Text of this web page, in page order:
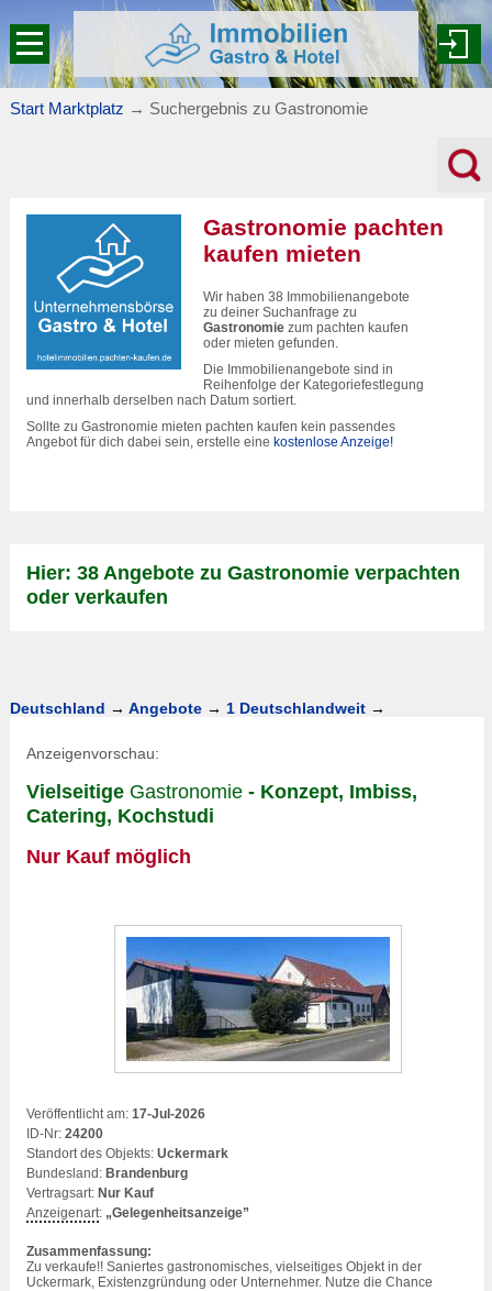
Start Marktplatz → Suchergebnis zu Gastronomie
Gastronomie pachten
kaufen mieten
Wir haben 38 Immobilienangebote
zu deiner Suchanfrage zu
Gastronomiezum pachten kaufen
oder mieten gefunden.
Die Immobilienangebote sind in
Reihenfolge der Kategoriefestlegung
und innerhalb derselben nach Datum sortiert.
Sollte zu Gastronomie mieten pachten kaufen kein passendes
Angebot für dich dabei sein, erstelle eine kostenlose Anzeige!
Hier: 38 Angebote zu Gastronomie verpachten
oder verkaufen
Deutschland → Angebote → 1 Deutschlandweit →
Anzeigenvorschau:
Vielseitige Gastronomie - Konzept, Imbiss,
Catering, Kochstudi
Nur Kauf möglich
Veröffentlicht am: 17-Jul-2026
ID-Nr: 24200
Standort des Objekts: Uckermark
Bundesland: Brandenburg
Vertragsart: Nur Kauf
Anzeigenart: „Gelegenheitsanzeige”
Zusammenfassung:
Zu verkaufe!! Saniertes gastronomisches, vielseitiges Objekt in der
Uckermark, Existenzgründung oder Unternehmer. Nutze die Chance